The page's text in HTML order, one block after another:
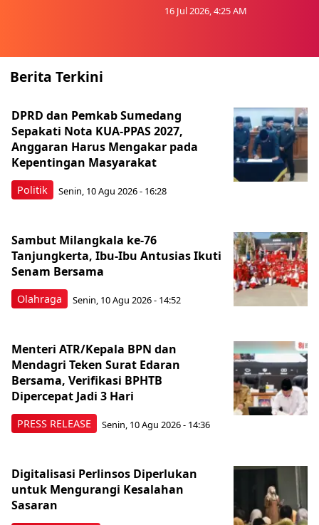
16 Jul 2026, 4:25 AM
Berita Terkini
Politik
DPRD dan Pemkab Sumedang
Sepakati Nota KUA-PPAS 2027,
Anggaran Harus Mengakar pada
Kepentingan Masyarakat
Senin, 10 Agu 2026 - 16:28
Olahraga
Sambut Milangkala ke-76
Tanjungkerta, Ibu-Ibu Antusias Ikuti
Senam Bersama
Senin, 10 Agu 2026 - 14:52
PRESS RELEASE
Menteri ATR/Kepala BPN dan
Mendagri Teken Surat Edaran
Bersama, Verifikasi BPHTB
Dipercepat Jadi 3 Hari
Senin, 10 Agu 2026 - 14:36
Digitalisasi Perlinsos Diperlukan
untuk Mengurangi Kesalahan
Sasaran